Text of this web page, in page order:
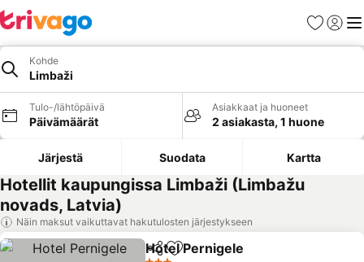
Suosikit
Kohde
Limbaži
Tulo-/lähtöpäivä
Päivämäärät
Asiakkaat ja huoneet
2 asiakasta, 1 huone
Järjestä Suodata Kartta
Hotellit kaupungissa Limbaži (Limbažu
novads, Latvia)
Näin maksut vaikuttavat hakutulosten järjestykseen
Jaa Lisää suosikkeihin
Hotel Pernigele